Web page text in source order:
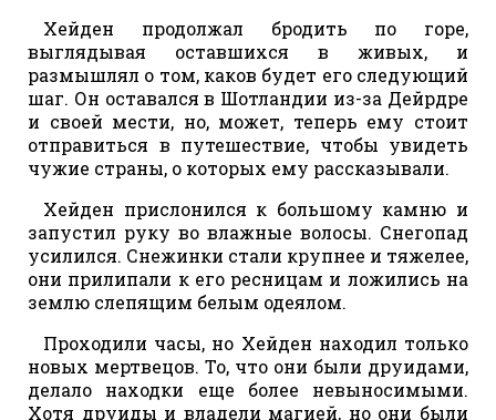
Хейден продолжал бродить по горе,
выглядывая оставшихся в живых, и
размышлял о том, каков будет его следующий
шаг. Он оставался в Шотландии из-за Дейрдре
и своей мести, но, может, теперь ему стоит
отправиться в путешествие, чтобы увидеть
чужие страны, о которых ему рассказывали.
Хейден прислонился к большому камню и
запустил руку во влажные волосы. Снегопад
усилился. Снежинки стали крупнее и тяжелее,
они прилипали к его ресницам и ложились на
землю слепящим белым одеялом.
Проходили часы, но Хейден находил только
новых мертвецов. То, что они были друидами,
делало находки еще более невыносимыми.
Хотя друиды и владели магией, но они были